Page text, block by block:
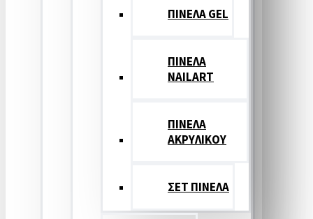
ΠΙΝΕΛΑ GEL
ΠΙΝΕΛΑ
NAILART
ΠΙΝΕΛΑ
ΑΚΡΥΛΙΚΟΥ
ΣΕΤ ΠΙΝΕΛA